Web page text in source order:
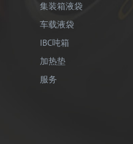
集装箱液袋
车载液袋
IBC吨箱
加热垫
服务